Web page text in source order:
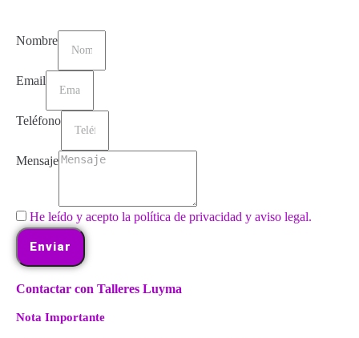
Nombre
Email
Teléfono
Mensaje
He leído y acepto la política de privacidad y aviso legal.
Enviar
Contactar con Talleres Luyma
Nota Importante